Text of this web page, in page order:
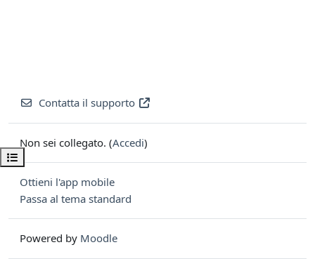
Apri indice del corso
Contatta il supporto
Non sei collegato. (Accedi)
Ottieni l'app mobile
Passa al tema standard
Powered by Moodle